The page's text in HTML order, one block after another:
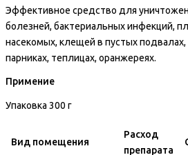
Эффективное средство для
болезней, бактериальных инфекций,
насекомых, клещей в пустых
парниках, теплицах, оранжереях.
Примение
Упаковка 300 г
Вид помещения
Расход
препарата